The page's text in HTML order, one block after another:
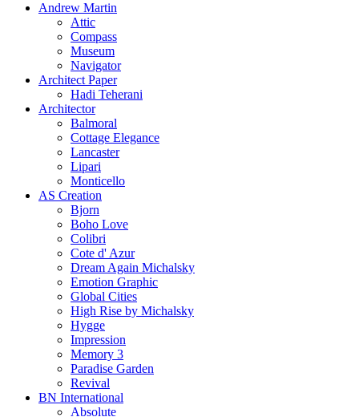
Andrew Martin
Attic
Compass
Museum
Navigator
Architect Paper
Hadi Teherani
Architector
Balmoral
Cottage Elegance
Lancaster
Lipari
Monticello
AS Creation
Bjorn
Boho Love
Colibri
Cote d' Azur
Dream Again Michalsky
Emotion Graphic
Global Cities
High Rise by Michalsky
Hygge
Impression
Memory 3
Paradise Garden
Revival
BN International
Absolute